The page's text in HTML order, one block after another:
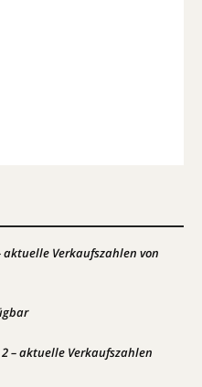
aktuelle Verkaufszahlen von
– aktuelle Verkaufszahlen